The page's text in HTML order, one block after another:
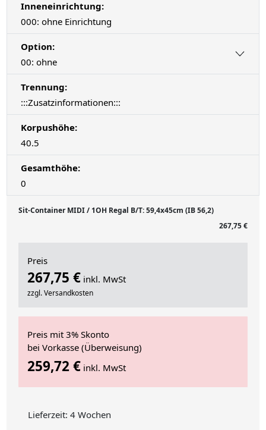
Inneneinrichtung:
000: ohne Einrichtung
Option:
00: ohne
Trennung:
:::Zusatzinformationen:::
Korpushöhe:
40.5
Gesamthöhe:
0
Sit-Container MIDI / 1OH Regal B/T: 59,4x45cm (IB 56,2)
267,75 €
Preis
267,75 € inkl. MwSt
zzgl. Versandkosten
Preis mit 3% Skonto
bei Vorkasse (Überweisung)
259,72 € inkl. MwSt
Lieferzeit: 4 Wochen